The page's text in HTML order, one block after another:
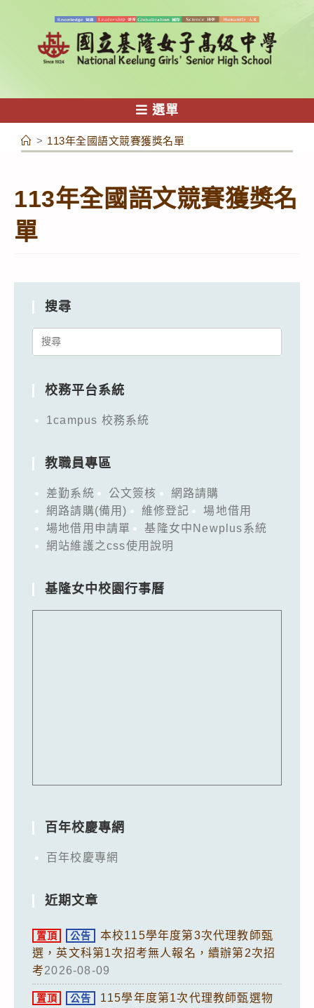
容
選單
> 113年全國語文競賽獲獎名單
113年全國語文競賽獲獎名
單
搜尋
Search
校務平台系統
1campus 校務系統
教職員專區
差勤系統 公文簽核
網路請購
網路請購(備用)
維修登記
場地借用
場地借用申請單
基隆女中Newplus系統
網站維護之css使用說明
基隆女中校園行事曆
百年校慶專網
百年校慶專網
近期文章
置頂 公告
本校115學年度第3次代理教師甄
選，英文科第1次招考無人報名，續辦第2次招
考2026-08-09
置頂 公告
115學年度第1次代理教師甄選物